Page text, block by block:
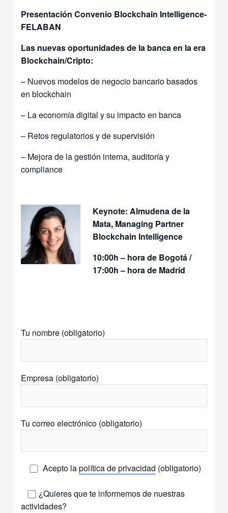
Presentación Convenio Blockchain Intelligence-
FELABAN
Las nuevas oportunidades de la banca en la era
Blockchain/Cripto:
– Nuevos modelos de negocio bancario basados
en blockchain
– La economía digital y su impacto en banca
– Retos regulatorios y de supervisión
– Mejora de la gestión interna, auditoría y
compliance
Keynote: Almudena de la
Mata, Managing Partner
Blockchain Intelligence
10:00h – hora de Bogotá /
17:00h – hora de Madrid
Tu nombre (obligatorio)
Empresa (obligatorio)
Tu correo electrónico (obligatorio)
Acepto lapolítica de privacidad (obligatorio)
¿Quieres que te informemos de nuestras
actividades?